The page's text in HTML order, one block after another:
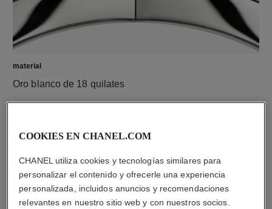
material
Oro blanco de 18 quilates
COOKIES EN CHANEL.COM
CHANEL utiliza cookies y tecnologías similares para
personalizar el contenido y ofrecerle una experiencia
personalizada, incluidos anuncios y recomendaciones
relevantes en nuestro sitio web y con nuestros socios.